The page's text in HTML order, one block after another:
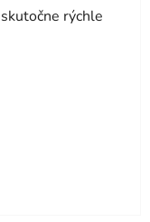
rýchle